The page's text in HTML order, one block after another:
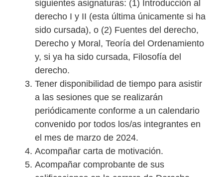
siguientes asignaturas: (1) Introducción al
derecho I y II (esta última únicamente si ha
sido cursada), o (2) Fuentes del derecho,
Derecho y Moral, Teoría del Ordenamiento
y, si ya ha sido cursada, Filosofía del
derecho.
Tener disponibilidad de tiempo para asistir
a las sesiones que se realizarán
periódicamente conforme a un calendario
convenido por todos los/as integrantes en
el mes de marzo de 2024.
Acompañar carta de motivación.
Acompañar comprobante de sus